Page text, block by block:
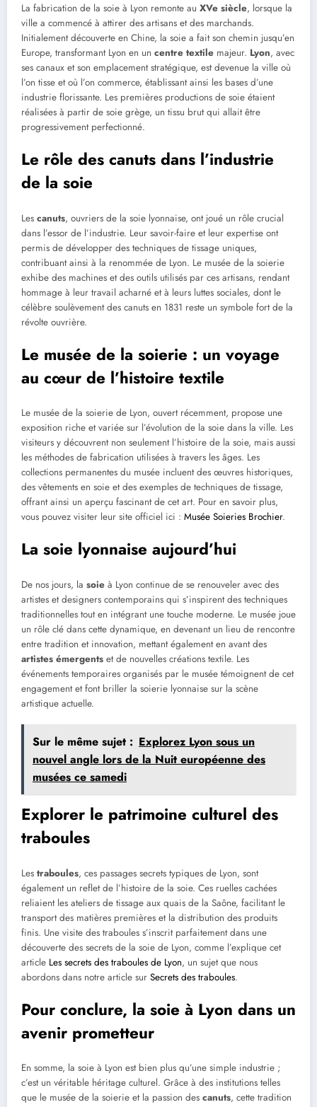
La fabrication de la soie à Lyon remonte au XVe siècle, lorsque la
ville a commencé à attirer des artisans et des marchands.
Initialement découverte en Chine, la soie a fait son chemin jusqu’en
Europe, transformant Lyon en un centre textile majeur. Lyon, avec
ses canaux et son emplacement stratégique, est devenue la ville où
l’on tisse et où l’on commerce, établissant ainsi les bases d’une
industrie florissante. Les premières productions de soie étaient
réalisées à partir de soie grège, un tissu brut qui allait être
progressivement perfectionné.
Le rôle des canuts dans l’industrie
de la soie
Les canuts, ouvriers de la soie lyonnaise, ont joué un rôle crucial
dans l’essor de l’industrie. Leur savoir-faire et leur expertise ont
permis de développer des techniques de tissage uniques,
contribuant ainsi à la renommée de Lyon. Le musée de la soierie
exhibe des machines et des outils utilisés par ces artisans, rendant
hommage à leur travail acharné et à leurs luttes sociales, dont le
célèbre soulèvement des canuts en 1831 reste un symbole fort de la
révolte ouvrière.
Le musée de la soierie : un voyage
au cœur de l’histoire textile
Le musée de la soierie de Lyon, ouvert récemment, propose une
exposition riche et variée sur l’évolution de la soie dans la ville. Les
visiteurs y découvrent non seulement l’histoire de la soie, mais aussi
les méthodes de fabrication utilisées à travers les âges. Les
collections permanentes du musée incluent des œuvres historiques,
des vêtements en soie et des exemples de techniques de tissage,
offrant ainsi un aperçu fascinant de cet art. Pour en savoir plus,
vous pouvez visiter leur site officiel ici : Musée Soieries Brochier.
La soie lyonnaise aujourd’hui
De nos jours, la soie à Lyon continue de se renouveler avec des
artistes et designers contemporains qui s’inspirent des techniques
traditionnelles tout en intégrant une touche moderne. Le musée joue
un rôle clé dans cette dynamique, en devenant un lieu de rencontre
entre tradition et innovation, mettant également en avant des
artistes émergents et de nouvelles créations textile. Les
événements temporaires organisés par le musée témoignent de cet
engagement et font briller la soierie lyonnaise sur la scène
artistique actuelle.
Sur le même sujet : Explorez Lyon sous un
nouvel angle lors de la Nuit européenne des
musées ce samedi
Explorer le patrimoine culturel des
traboules
Les traboules, ces passages secrets typiques de Lyon, sont
également un reflet de l’histoire de la soie. Ces ruelles cachées
reliaient les ateliers de tissage aux quais de la Saône, facilitant le
transport des matières premières et la distribution des produits
finis. Une visite des traboules s’inscrit parfaitement dans une
découverte des secrets de la soie de Lyon, comme l’explique cet
article Les secrets des traboules de Lyon, un sujet que nous
abordons dans notre article sur Secrets des traboules.
Pour conclure, la soie à Lyon dans un
avenir prometteur
En somme, la soie à Lyon est bien plus qu’une simple industrie ;
c’est un véritable héritage culturel. Grâce à des institutions telles
que le musée de la soierie et la passion des canuts, cette tradition